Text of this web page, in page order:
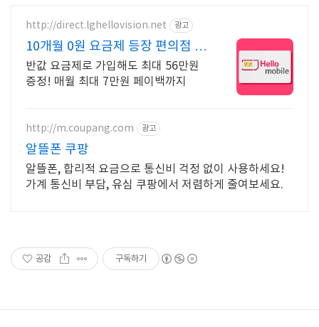
http://direct.lghellovision.net 광고
10개월 0원 요금제 등장 편의점 유
심, 이심 즉시개통
반값 요금제로 가입해도 최대 56만원
증정! 매월 최대 7만원 페이백까지
http://m.coupang.com 광고
알뜰폰 쿠팡
알뜰폰, 합리적 요금으로 통신비 걱정 없이 사용하세요!
가계 통신비 부담, 유심 쿠팡에서 저렴하게 줄여보세요.
공감 구독하기